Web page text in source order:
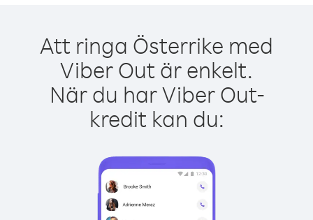
Att ringa Österrike med
Viber Out är enkelt.
När du har Viber Out-
kredit kan du: